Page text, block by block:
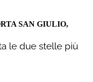
SAN GIULIO,
le due stelle più